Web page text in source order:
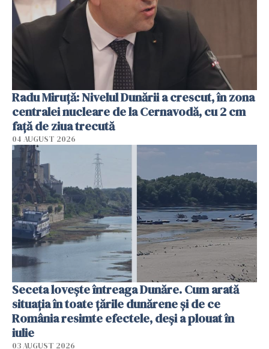
Radu Miruţă: Nivelul Dunării a crescut, în zona
centralei nucleare de la Cernavodă, cu 2 cm
faţă de ziua trecută
04 AUGUST 2026
Seceta lovește întreaga Dunăre. Cum arată
situația în toate țările dunărene și de ce
România resimte efectele, deși a plouat în
iulie
03 AUGUST 2026